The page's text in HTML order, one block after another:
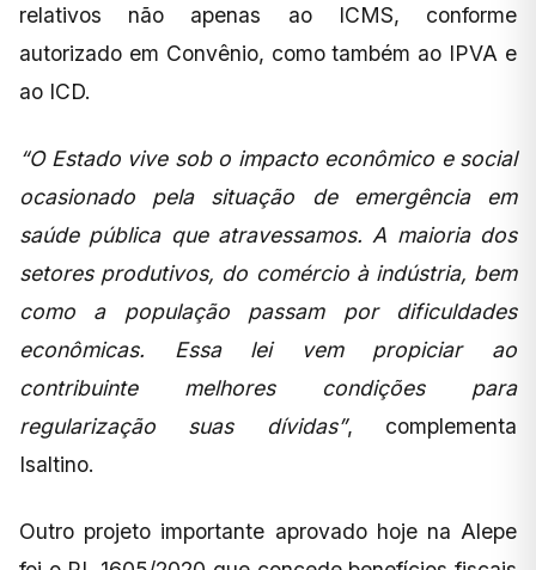
relativos não apenas ao ICMS, conforme
autorizado em Convênio, como também ao IPVA e
ao ICD.
“O Estado vive sob o impacto econômico e social
ocasionado pela situação de emergência em
saúde pública que atravessamos. A maioria dos
setores produtivos, do comércio à indústria, bem
como a população passam por dificuldades
econômicas. Essa lei vem propiciar ao
contribuinte melhores condições para
regularização suas dívidas”, complementa
Isaltino.
Outro projeto importante aprovado hoje na Alepe